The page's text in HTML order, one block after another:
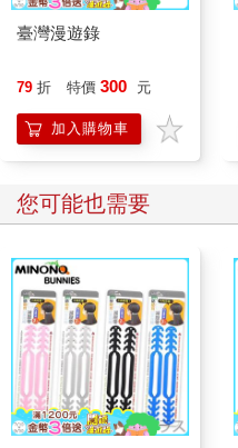
臺灣漫遊錄
79 折 特價 300 元
加入購物車
您可能也需要